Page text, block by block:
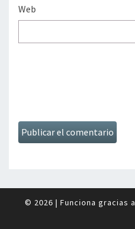
Web
© 2026 | Funciona gracias a